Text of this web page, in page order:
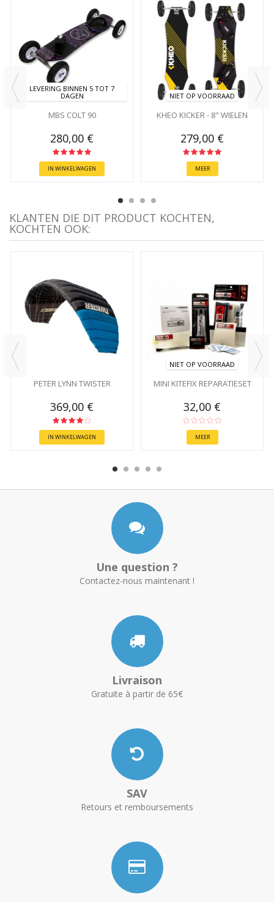
LEVERING BINNEN 5 TOT 7
DAGEN
MBS COLT 90
280,00 €
IN WINKELWAGEN
NIET OP VOORRAAD
KHEO KICKER - 8" WIELEN
279,00 €
MEER
KLANTEN DIE DIT PRODUCT KOCHTEN,
KOCHTEN OOK:
PETER LYNN TWISTER
369,00 €
IN WINKELWAGEN
NIET OP VOORRAAD
MINI KITEFIX REPARATIESET
32,00 €
MEER
Une question ?
Contactez-nous maintenant !
Livraison
Gratuite à partir de 65€
SAV
Retours et remboursements